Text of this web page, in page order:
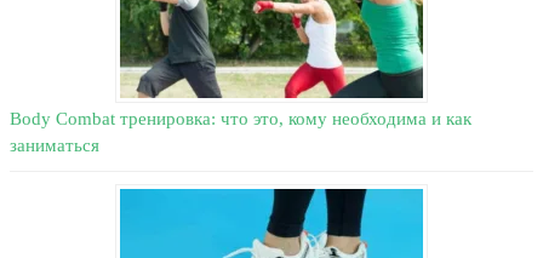
Body Combat тренировка: что это, кому необходима и как
заниматься